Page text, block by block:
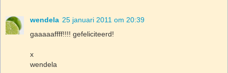
wendela 25 januari 2011 om 20:39
gaaaaaffff!!!! gefeliciteerd!
x
wendela